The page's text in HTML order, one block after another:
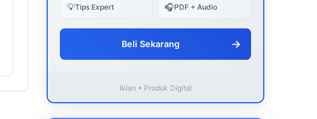
💡Tips Expert 🎧PDF + Audio
Beli Sekarang →
Iklan • Produk Digital